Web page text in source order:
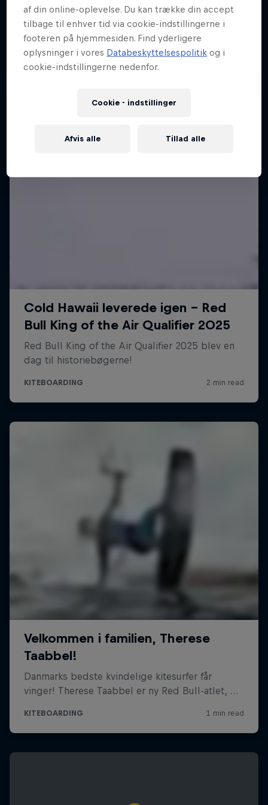
Cape Town, South Africa
KITEBOARDING
Se replay
af din online-oplevelse. Du kan trække din accept
tilbage til enhver tid via cookie-indstillingerne i
footeren på hjemmesiden. Find yderligere
oplysninger i vores Databeskyttelsespolitik og i
cookie-indstillingerne nedenfor.
Cookie - indstillinger
Afvis alle Tillad alle